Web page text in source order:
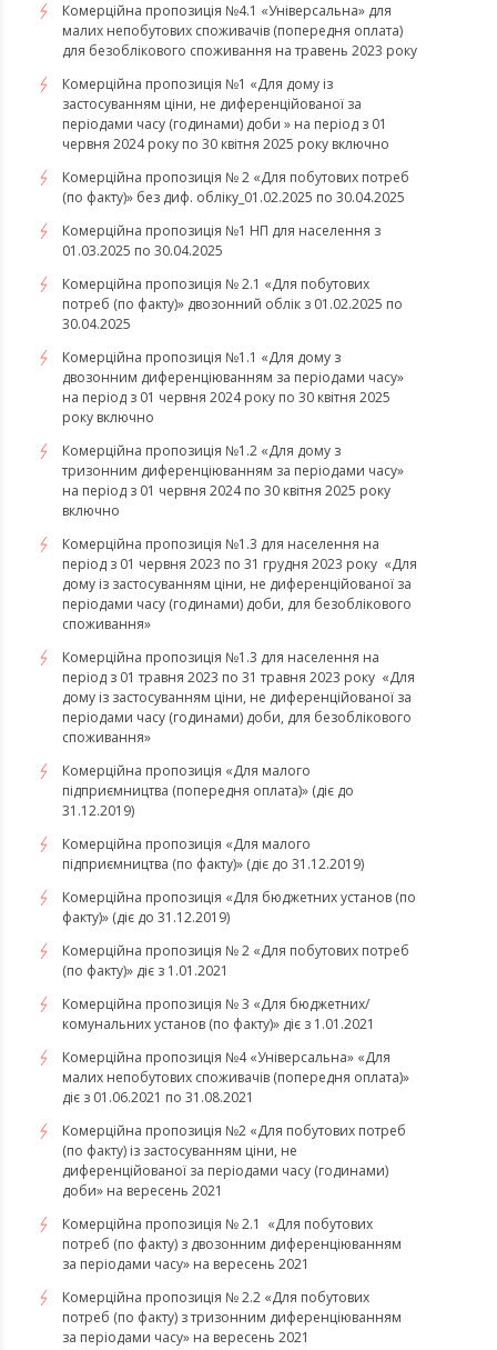
Комерційна пропозиція №4.1 «Універсальна» для
малих непобутових споживачів (попередня оплата)
для безоблікового споживання на травень 2023 року
Комерційна пропозиція №1 «Для дому із
застосуванням ціни, не диференційованої за
періодами часу (годинами) доби » на період з 01
червня 2024 року по 30 квітня 2025 року включно
Комерційна пропозиція № 2 «Для побутових потреб
(по факту)» без диф. обліку_01.02.2025 по 30.04.2025
Комерційна пропозиція №1 НП для населення з
01.03.2025 по 30.04.2025
Комерційна пропозиція № 2.1 «Для побутових
потреб (по факту)» двозонний облік з 01.02.2025 по
30.04.2025
Комерційна пропозиція №1.1 «Для дому з
двозонним диференціюванням за періодами часу»
на період з 01 червня 2024 року по 30 квітня 2025
року включно
Комерційна пропозиція №1.2 «Для дому з
тризонним диференціюванням за періодами часу»
на період з 01 червня 2024 по 30 квітня 2025 року
включно
​​​​​​​Комерційна пропозиція №1.3 для населення на
період з 01 червня 2023 по 31 грудня 2023 року «Для
дому із застосуванням ціни, не диференційованої за
періодами часу (годинами) доби, для безоблікового
споживання»
​​​​​​​Комерційна пропозиція №1.3 для населення на
період з 01 травня 2023 по 31 травня 2023 року «Для
дому із застосуванням ціни, не диференційованої за
періодами часу (годинами) доби, для безоблікового
споживання»
Комерційна пропозиція «Для малого
підприємництва (попередня оплата)» (діє до
31.12.2019)
Комерційна пропозиція «Для малого
підприємництва (по факту)» (діє до 31.12.2019)
Комерційна пропозиція «Для бюджетних установ (по
факту)» (діє до 31.12.2019)
Комерційна пропозиція № 2 «Для побутових потреб
(по факту)» діє з 1.01.2021
Комерційна пропозиція № 3 «Для бюджетних/
комунальних установ (по факту)» діє з 1.01.2021
Комерційна пропозиція №4 «Універсальна» «Для
малих непобутових споживачів (попередня оплата)»
діє з 01.06.2021 по 31.08.2021
Комерційна пропозиція №2 «Для побутових потреб
(по факту) із застосуванням ціни, не
диференційованої за періодами часу (годинами)
доби» на вересень 2021
Комерційна пропозиція № 2.1 «Для побутових
потреб (по факту) з двозонним диференціюванням
за періодами часу» на вересень 2021
Комерційна пропозиція № 2.2 «Для побутових
потреб (по факту) з тризонним диференціюванням
за періодами часу» на вересень 2021